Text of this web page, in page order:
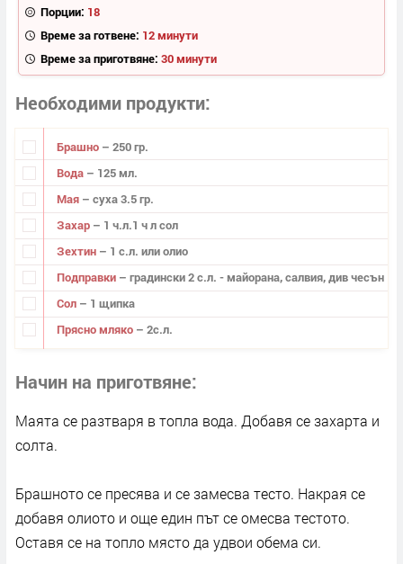
Порции: 18
Време за готвене: 12 минути
Време за приготвяне: 30 минути
Необходими продукти
Брашно – 250 гр.
Вода – 125 мл.
Мая – суха 3.5 гр.
Захар – 1 ч.л.1 ч л сол
Зехтин – 1 с.л. или олио
Подправки – градински 2 с.л. - майорана, салвия, див чесън
Сол – 1 щипка
Прясно мляко – 2с.л.
Начин на приготвяне
Маята се разтваря в топла вода. Добавя се захарта и
солта.
Брашното се пресява и се замесва тесто. Накрая се
добавя олиото и още един път се омесва тестото.
Оставя се на топло място да удвои обема си.